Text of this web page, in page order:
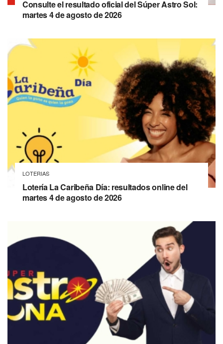
Consulte el resultado oficial del Súper Astro Sol:
martes 4 de agosto de 2026
LOTERIAS
Lotería La Caribeña Día: resultados online del
martes 4 de agosto de 2026